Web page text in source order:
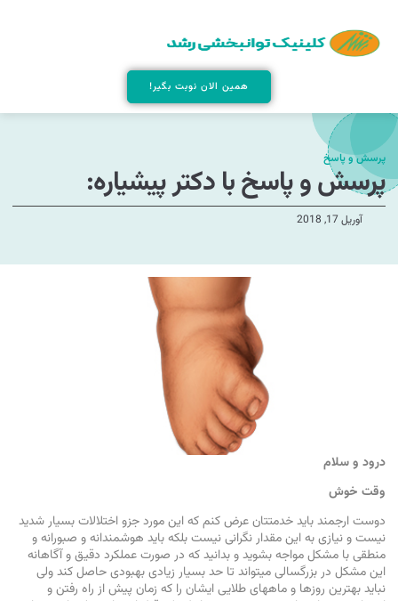
همین الان نوبت بگیر!
پرسش و پاسخ
پرسش و پاسخ با دکتر پیشیاره:
آوریل 17, 2018
درود و سلام
وقت خوش
دوست ارجمند باید خدمتتان عرض کنم که این مورد جزو اختلالات بسیار شدید
نیست و نیازی به این مقدار نگرانی نیست بلکه باید هوشمندانه و صبورانه و
منطقی با مشکل مواجه بشوید و بدانید که در صورت عملکرد دقیق و آگاهانه
این مشکل در بزرگسالی میتواند تا حد بسیار زیادی بهبودی حاصل کند ولی
نباید بهترین روزها و ماههای طلایی ایشان را که زمان پیش از راه رفتن و